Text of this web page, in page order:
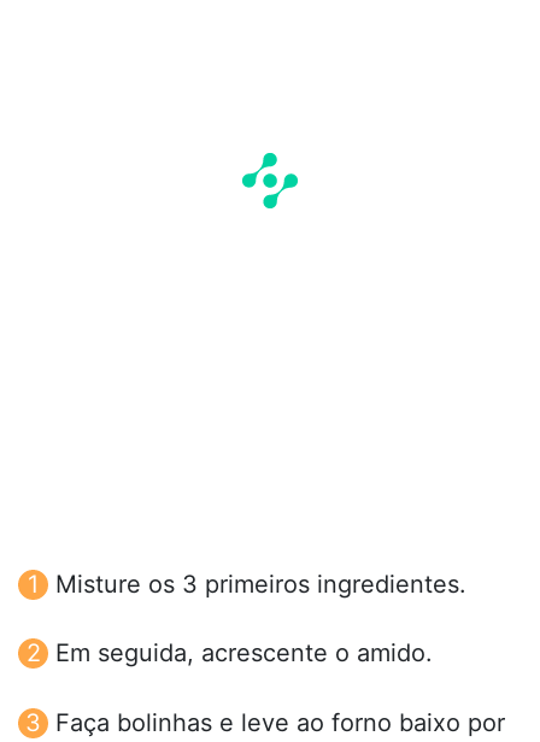
Misture os 3 primeiros ingredientes.
Em seguida, acrescente o amido.
Faça bolinhas e leve ao forno baixo por